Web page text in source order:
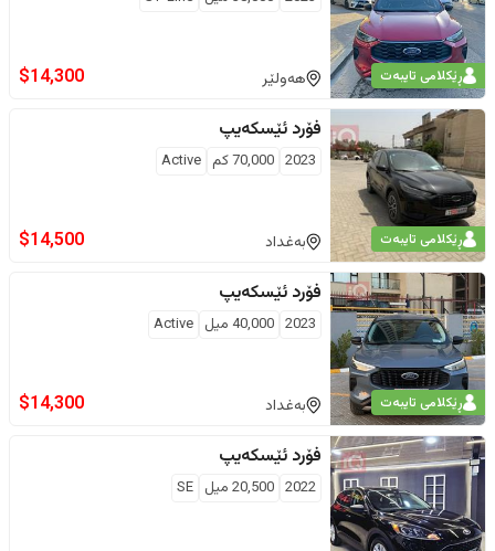
ڕێکلامی تایبەت هەولێر $14,300
ڕێکلامی تایبەت
فۆرد ئێسکەیپ
2023
70,000كم Active
بەغداد $14,500
ڕێکلامی تایبەت
فۆرد ئێسکەیپ
2023
40,000 ميل Active
بەغداد $14,300
فۆرد ئێسکەیپ
2022
20,500 ميل SE